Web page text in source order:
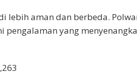
lebih aman dan berbeda.
pengalaman yang